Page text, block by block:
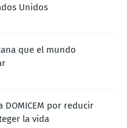
Unidos
que el mundo
DOMICEM por reducir
la vida